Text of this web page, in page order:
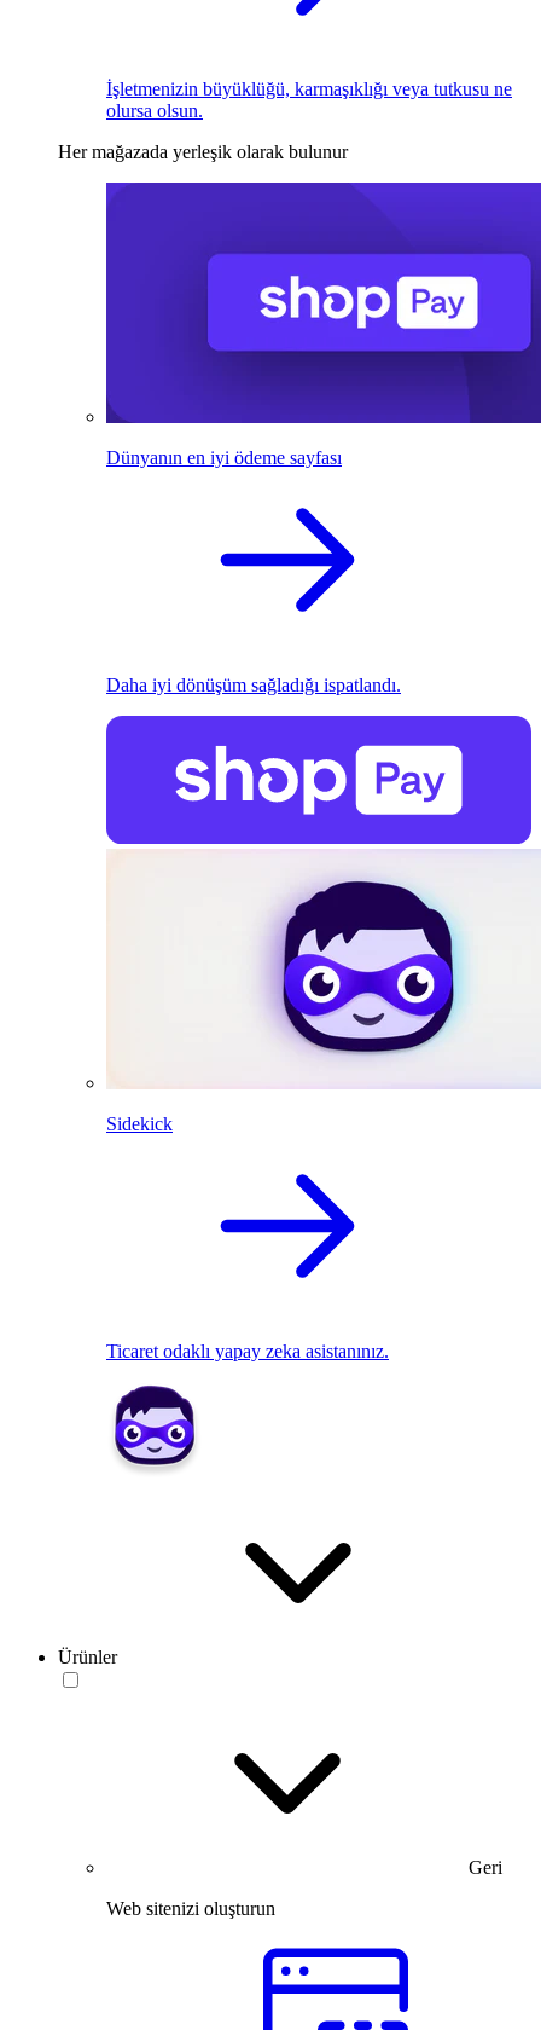
İşletmenizin büyüklüğü, karmaşıklığı veya tutkusu ne
olursa olsun.
Her mağazada yerleşik olarak bulunur
Dünyanın en iyi ödeme sayfası
Daha iyi dönüşüm sağladığı ispatlandı.
Sidekick
Ticaret odaklı yapay zeka asistanınız.
Ürünler
Geri
Web sitenizi oluşturun